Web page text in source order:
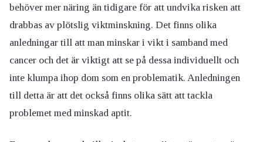
behöver mer näring än tidigare för att undvika risken att
drabbas av plötslig viktminskning. Det finns olika
anledningar till att man minskar i vikt i samband med
cancer och det är viktigt att se på dessa individuellt och
inte klumpa ihop dom som en problematik. Anledningen
till detta är att det också finns olika sätt att tackla
problemet med minskad aptit.